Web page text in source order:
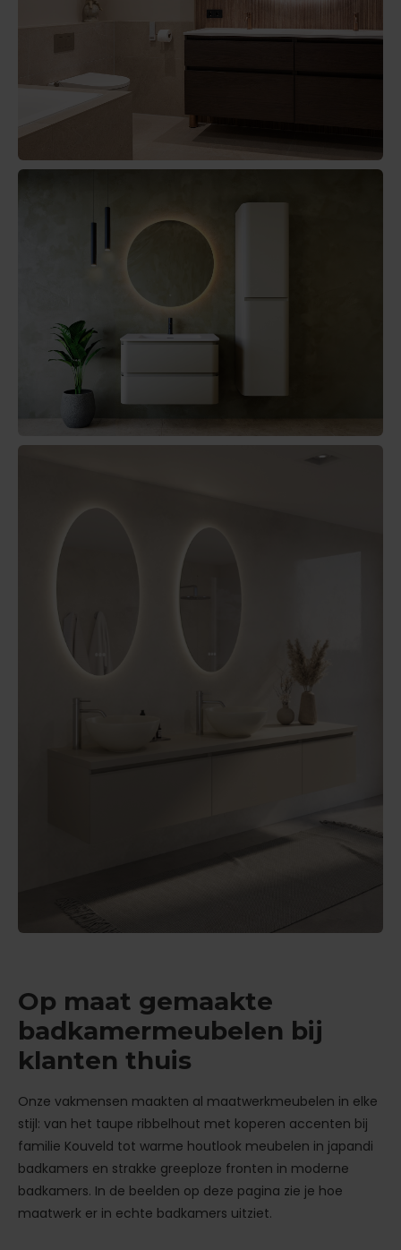
Op maat gemaakte
badkamermeubelen bij
klanten thuis
Onze vakmensen maakten al maatwerkmeubelen in elke
stijl: van het taupe ribbelhout met koperen accenten bij
familie Kouveld tot warme houtlook meubelen in japandi
badkamers en strakke greeploze fronten in moderne
badkamers. In de beelden op deze pagina zie je hoe
maatwerk er in echte badkamers uitziet.